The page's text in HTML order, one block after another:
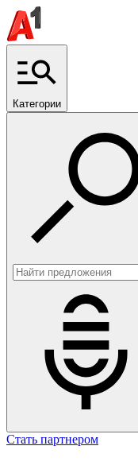
Категории
Стать партнером